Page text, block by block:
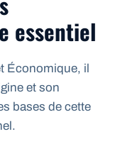
essentiel
Économique, il
et son
bases de cette